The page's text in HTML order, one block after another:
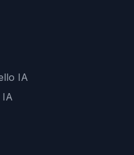
IA
IA